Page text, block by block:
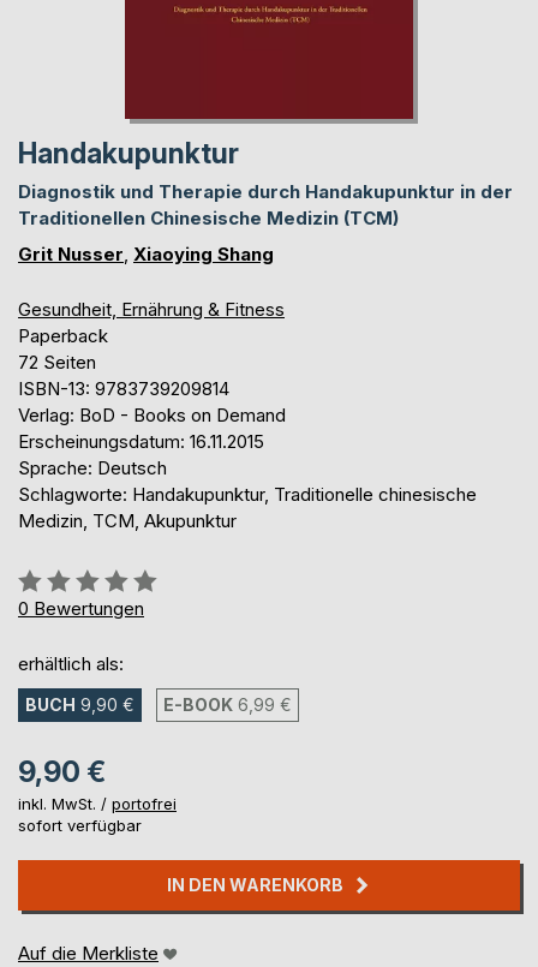
Handakupunktur
Diagnostik und Therapie durch Handakupunktur in der
Traditionellen Chinesische Medizin (TCM)
Grit Nusser Xiaoying Shang
Gesundheit, Ernährung & Fitness
Paperback
72 Seiten
ISBN-13: 9783739209814
Verlag: BoD - Books on Demand
Erscheinungsdatum: 16.11.2015
Sprache: Deutsch
Schlagworte: Handakupunktur, Traditionelle chinesische
Medizin, TCM, Akupunktur
Bewertung::
0%
0 Bewertungen
erhältlich als:
BUCH 9,90 € E-BOOK 6,99 €
9,90 €
inkl. MwSt. / portofrei
sofort verfügbar
IN DEN WARENKORB
Auf die Merkliste